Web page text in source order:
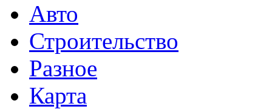
Авто
Строительство
Разное
Карта